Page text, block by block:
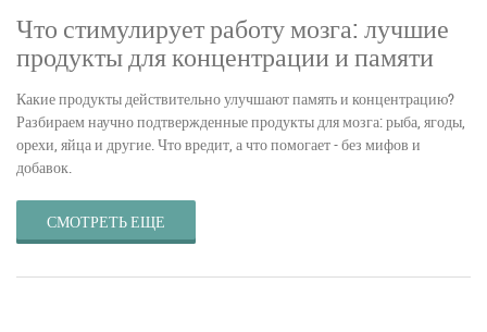
Что стимулирует работу мозга: лучшие
продукты для концентрации и памяти
Какие продукты действительно улучшают память и концентрацию?
Разбираем научно подтвержденные продукты для мозга: рыба, ягоды,
орехи, яйца и другие. Что вредит, а что помогает - без мифов и
добавок.
СМОТРЕТЬ ЕЩЕ